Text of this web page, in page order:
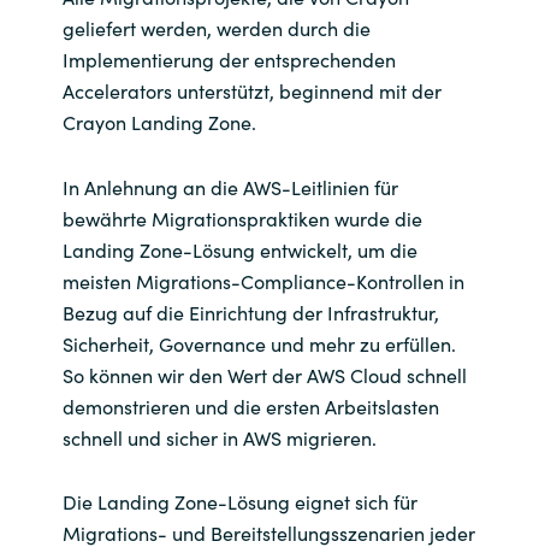
geliefert werden, werden durch die
Implementierung der entsprechenden
Accelerators unterstützt, beginnend mit der
Crayon Landing Zone.
In Anlehnung an die AWS-Leitlinien für
bewährte Migrationspraktiken wurde die
Landing Zone-Lösung entwickelt, um die
meisten Migrations-Compliance-Kontrollen in
Bezug auf die Einrichtung der Infrastruktur,
Sicherheit, Governance und mehr zu erfüllen.
So können wir den Wert der AWS Cloud schnell
demonstrieren und die ersten Arbeitslasten
schnell und sicher in AWS migrieren.
Die Landing Zone-Lösung eignet sich für
Migrations- und Bereitstellungsszenarien jeder